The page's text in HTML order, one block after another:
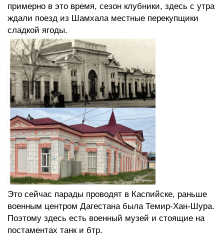
примерно в это время, сезон клубники, здесь с утра
ждали поезд из Шамхала местные перекупщики
сладкой ягоды.
Это сейчас парады проводят в Каспийске, раньше
военным центром Дагестана была Темир-Хан-Шура.
Поэтому здесь есть военный музей и стоящие на
постаментах танк и бтр.